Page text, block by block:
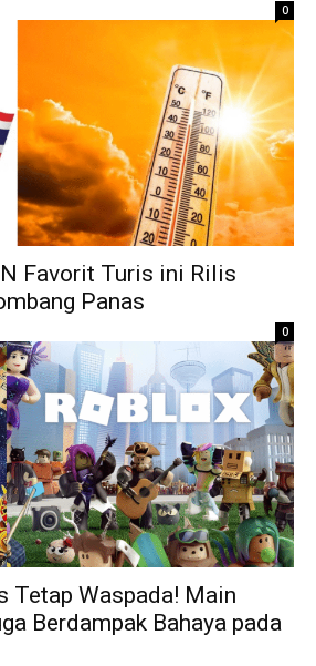
0
Favorit Turis ini Rilis
Panas
0
Tetap Waspada! Main
Berdampak Bahaya pada